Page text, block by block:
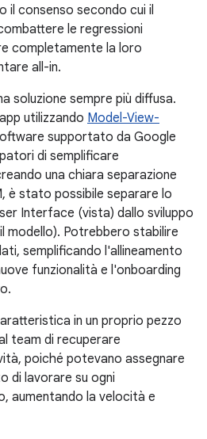
il consenso secondo cui il
le regressioni
completamente la loro
all-in.
soluzione sempre più diffusa.
utilizzando Model-View-
supportato da Google
di semplificare
una chiara separazione
è stato possibile separare lo
Interface (vista) dallo sviluppo
modello). Potrebbero stabilire
semplificando l'allineamento
funzionalità e l'onboarding
in un proprio pezzo
team di recuperare
poiché potevano assegnare
di lavorare su ogni
aumentando la velocità e